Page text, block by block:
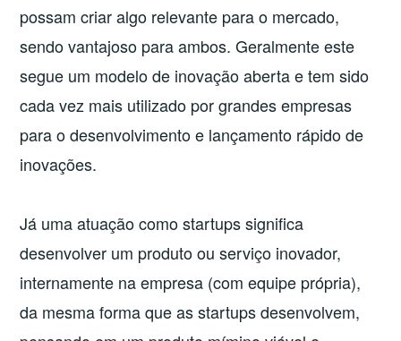
possam criar algo relevante para o mercado,
sendo vantajoso para ambos. Geralmente este
segue um modelo de inovação aberta e tem sido
cada vez mais utilizado por grandes empresas
para o desenvolvimento e lançamento rápido de
inovações.
Já uma atuação como startups significa
desenvolver um produto ou serviço inovador,
internamente na empresa (com equipe própria),
da mesma forma que as startups desenvolvem,